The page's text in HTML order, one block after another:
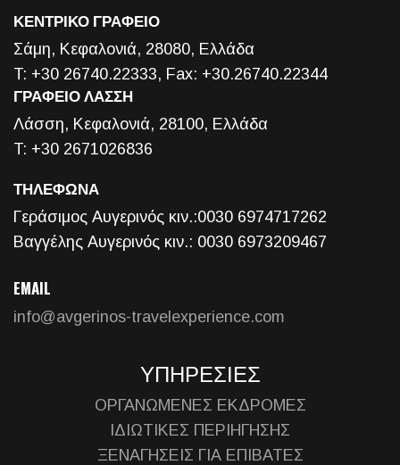
ΚΕΝΤΡΙΚΟ ΓΡΑΦΕΙΟ
Σάμη, Κεφαλονιά, 28080, Ελλάδα
T: +30 26740.22333, Fax: +30.26740.22344
ΓΡΑΦΕΙΟ ΛΑΣΣΗ
Λάσση, Κεφαλονιά, 28100, Ελλάδα
T: +30 2671026836
ΤΗΛΕΦΩΝΑ
Γεράσιμος Αυγερινός κιν.:0030 6974717262
Βαγγέλης Αυγερινός κιν.: 0030 6973209467
EMAIL
info@avgerinos-travelexperience.com
ΥΠΗΡΕΣΙΕΣ
ΟΡΓΑΝΩΜΕΝΕΣ ΕΚΔΡΟΜΕΣ
ΙΔΙΩΤΙΚΕΣ ΠΕΡΙΗΓΗΣΗΣ
ΞΕΝΑΓΗΣΕΙΣ ΓΙΑ ΕΠΙΒΑΤΕΣ